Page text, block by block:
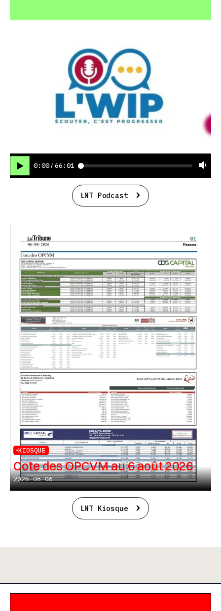
0:00 / 66:01
LNT Podcast
KIOSQUE
Cote des OPCVM au 6 août 2026
2026-08-06
LNT Kiosque